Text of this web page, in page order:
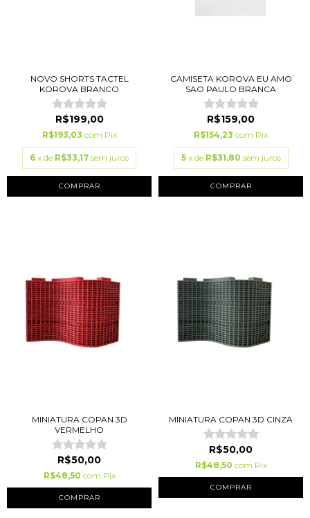
NOVO SHORTS TACTEL
KOROVA BRANCO
R$199,00
R$193,03 com Pix
6 x de R$33,17 sem juros
COMPRAR
CAMISETA KOROVA EU AMO
SAO PAULO BRANCA
R$159,00
R$154,23 com Pix
5 x de R$31,80 sem juros
COMPRAR
MINIATURA COPAN 3D
VERMELHO
R$50,00
R$48,50 com Pix
MINIATURA COPAN 3D CINZA
R$50,00
R$48,50 com Pix